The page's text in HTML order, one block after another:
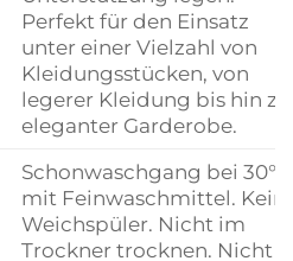
Perfekt für den Einsatz
unter einer Vielzahl von
Kleidungsstücken, von
legerer Kleidung bis hin zu
eleganter Garderobe.
Schonwaschgang bei 30°C
mit Feinwaschmittel. Kein
Weichspüler. Nicht im
Trockner trocknen. Nicht